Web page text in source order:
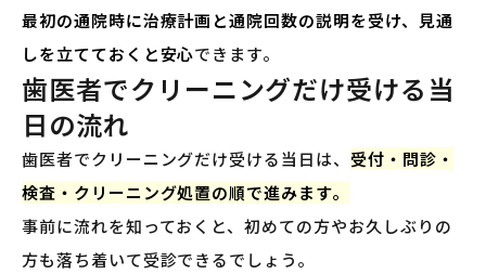
最初の通院時に治療計画と通院回数の説明を受け、見通
しを立てておくと安心できます。
歯医者でクリーニングだけ受ける当
日の流れ
歯医者でクリーニングだけ受ける当日は、 受付・問診・
検査・クリーニング処置の順で進みます。
事前に流れを知っておくと、初めての方やお久しぶりの
方も落ち着いて受診できるでしょう。